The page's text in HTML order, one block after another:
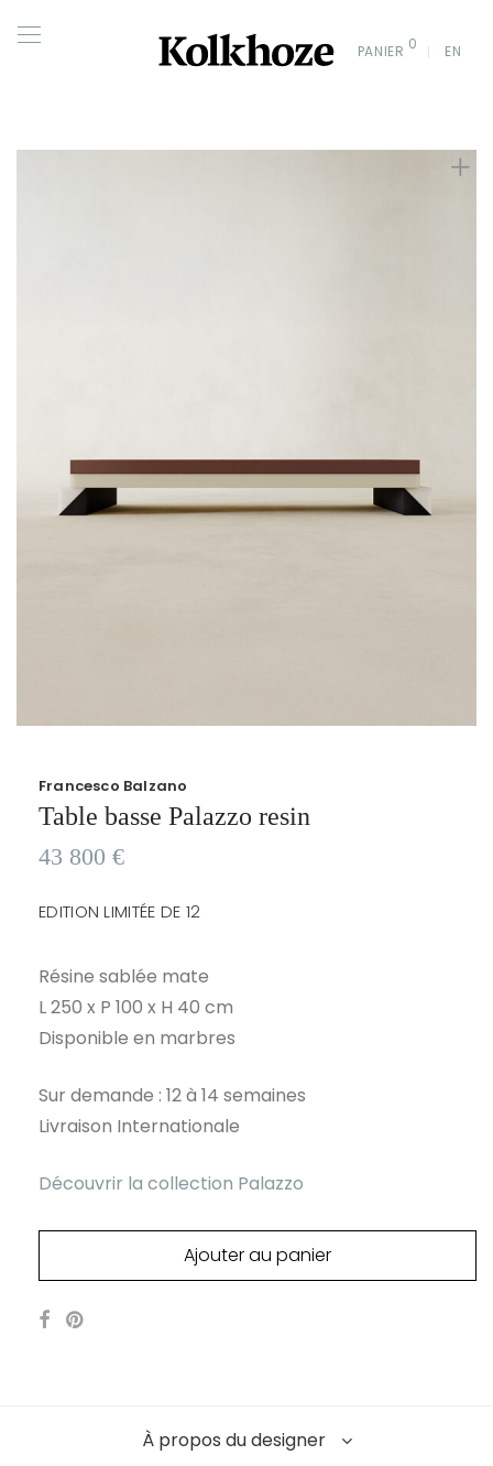
PANIER 0 EN
Francesco Balzano
Table basse Palazzo resin
43 800 €
EDITION LIMITÉE DE 12
Résine sablée mate
L 250 x P 100 x H 40 cm
Disponible en marbres
Sur demande : 12 à 14 semaines
Livraison Internationale
Découvrir la collection Palazzo
Ajouter au panier
À propos du designer